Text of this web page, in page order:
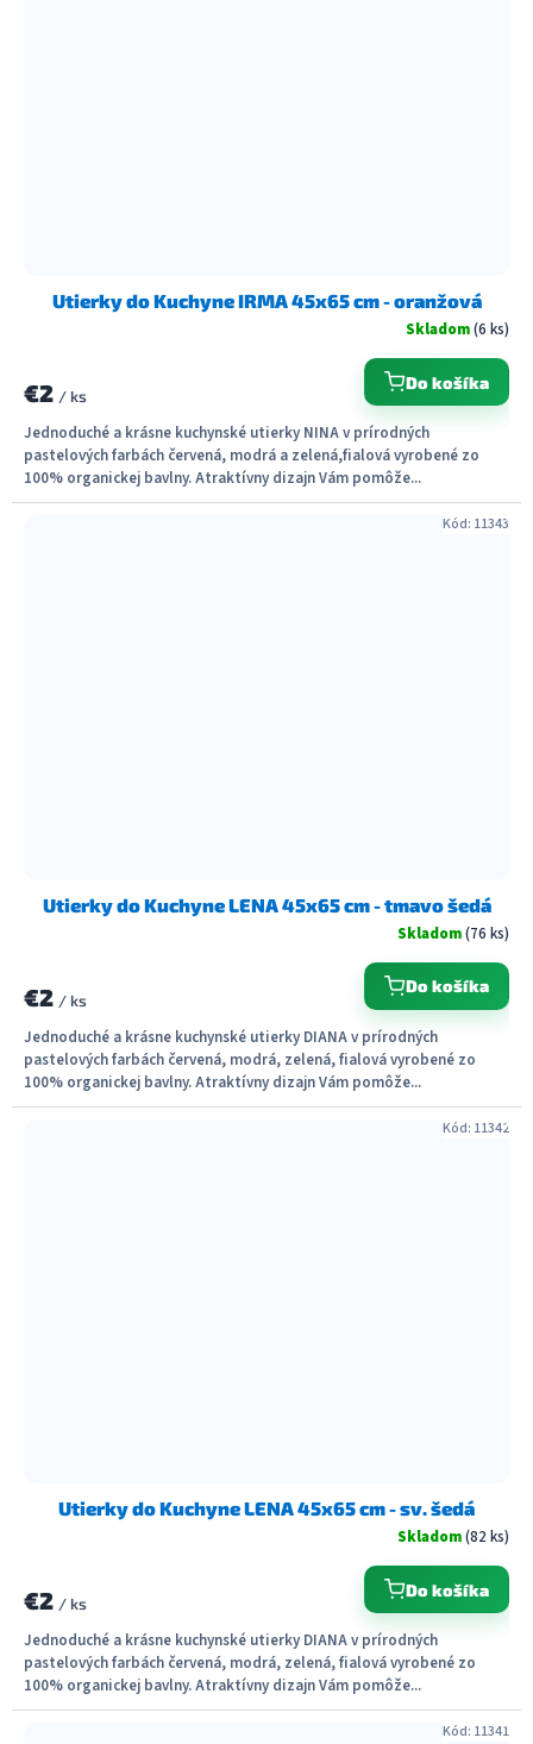
Utierky do Kuchyne IRMA 45x65 cm - oranžová
Skladom(6 ks)
€2 / ks
Do košíka
Jednoduché a krásne kuchynské utierky NINA v prírodných
pastelových farbách červená, modrá a zelená,fialová vyrobené zo
100% organickej bavlny. Atraktívny dizajn Vám pomôže...
Utierky do Kuchyne LENA 45x65 cm - tmavo šedá
Skladom(76 ks)
€2 / ks
Do košíka
Jednoduché a krásne kuchynské utierky DIANA v prírodných
pastelových farbách červená, modrá, zelená, fialová vyrobené zo
100% organickej bavlny. Atraktívny dizajn Vám pomôže...
Kód: 11343
Utierky do Kuchyne LENA 45x65 cm - sv. šedá
Skladom(82 ks)
€2 / ks
Do košíka
Jednoduché a krásne kuchynské utierky DIANA v prírodných
pastelových farbách červená, modrá, zelená, fialová vyrobené zo
100% organickej bavlny. Atraktívny dizajn Vám pomôže...
Kód: 11342
Kód: 11341